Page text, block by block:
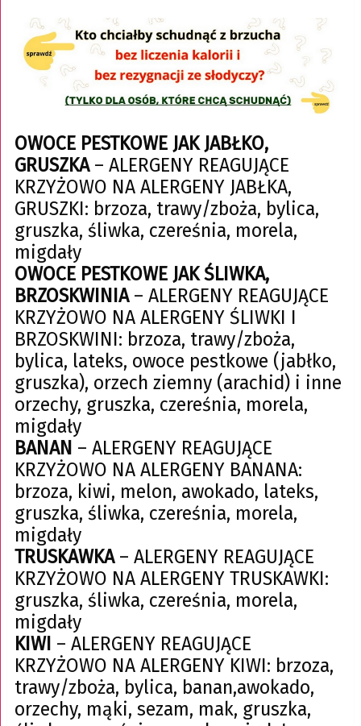
OWOCE PESTKOWE JAK JABŁKO,
GRUSZKA– ALERGENY REAGUJĄCE
KRZYŻOWO NA ALERGENY JABŁKA,
GRUSZKI: brzoza, trawy/zboża, bylica,
gruszka, śliwka, czereśnia, morela,
migdały
OWOCE PESTKOWE JAK ŚLIWKA,
BRZOSKWINIA– ALERGENY REAGUJĄCE
KRZYŻOWO NA ALERGENY ŚLIWKI I
BRZOSKWINI: brzoza, trawy/zboża,
bylica, lateks, owoce pestkowe (jabłko,
gruszka), orzech ziemny (arachid) i inne
orzechy, gruszka, czereśnia, morela,
migdały
BANAN – ALERGENY REAGUJĄCE
KRZYŻOWO NA ALERGENY BANANA:
brzoza, kiwi, melon, awokado, lateks,
gruszka, śliwka, czereśnia, morela,
migdały
TRUSKAWKA– ALERGENY REAGUJĄCE
KRZYŻOWO NA ALERGENY TRUSKAWKI:
gruszka, śliwka, czereśnia, morela,
migdały
KIWI – ALERGENY REAGUJĄCE
KRZYŻOWO NA ALERGENY KIWI: brzoza,
trawy/zboża, bylica, banan,awokado,
orzechy, mąki, sezam, mak, gruszka,